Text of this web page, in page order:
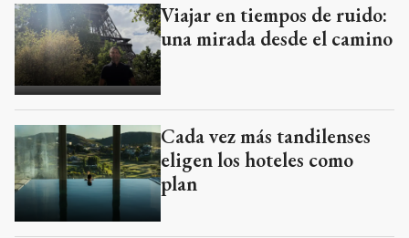
Viajar en tiempos de ruido:
una mirada desde el camino
Cada vez más tandilenses
eligen los hoteles como
plan